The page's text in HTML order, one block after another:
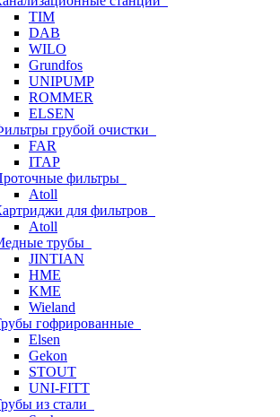
TIM
DAB
WILO
Grundfos
UNIPUMP
ROMMER
ELSEN
грубой очистки
FAR
ITAP
фильтры
Atoll
для фильтров
Atoll
трубы
JINTIAN
HME
KME
Wieland
гофрированные
Elsen
Gekon
STOUT
UNI-FITT
из стали